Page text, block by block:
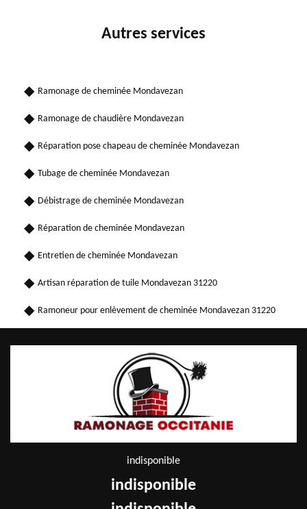
Autres services
Ramonage de cheminée Mondavezan
Ramonage de chaudière Mondavezan
Réparation pose chapeau de cheminée Mondavezan
Tubage de cheminée Mondavezan
Débistrage de cheminée Mondavezan
Réparation de cheminée Mondavezan
Entretien de cheminée Mondavezan
Artisan réparation de tuile Mondavezan 31220
Ramoneur pour enlèvement de cheminée Mondavezan 31220
indisponible
indisponible